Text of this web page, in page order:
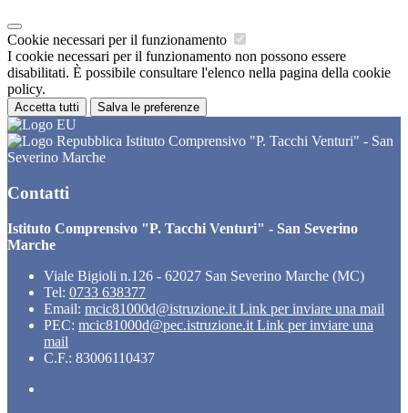
Cookie necessari per il funzionamento
I cookie necessari per il funzionamento non possono essere
disabilitati. È possibile consultare l'elenco nella pagina della cookie
policy.
Accetta tutti Salva le preferenze
Istituto Comprensivo "P. Tacchi Venturi" - San
Severino Marche
Contatti
Istituto Comprensivo "P. Tacchi Venturi" - San Severino
Marche
Viale Bigioli n.126 - 62027 San Severino Marche (MC)
Tel: 0733 638377
Email: mcic81000d@istruzione.it Link per inviare una mail
PEC: mcic81000d@pec.istruzione.it Link per inviare una
mail
C.F.: 83006110437